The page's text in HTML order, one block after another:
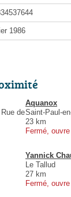
1986
de
Aquanox
Saint-Paul-
23 km
Fermé,
Yannick
Le Tallud
27 km
Fermé,